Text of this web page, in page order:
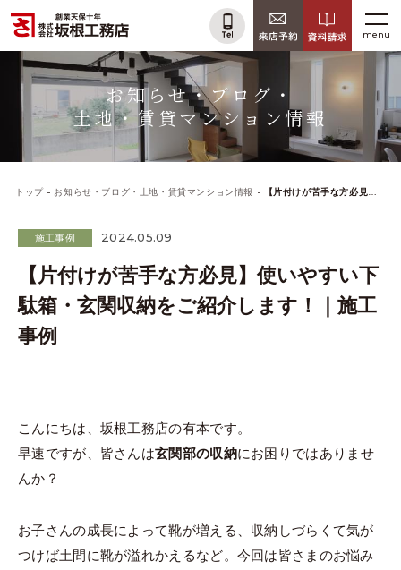
menu
お知らせ・ブログ・
土地・賃貸マンション情報
トップ お知らせ・ブログ・土地・賃貸マンション情報 【片付けが苦手な方必見】使いやすい下駄箱・玄関収納をご紹介します！｜施工事例
施工事例 2024.05.09
【片付けが苦手な方必見】使いやすい下
駄箱・玄関収納をご紹介します！｜施工
事例
こんにちは、坂根工務店の有本です。
早速ですが、皆さんは玄関部の収納にお困りではありませ
んか？
お子さんの成長によって靴が増える、収納しづらくて気が
つけば土間に靴が溢れかえるなど。今回は皆さまのお悩み